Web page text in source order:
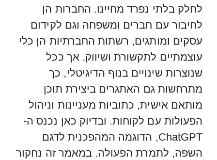
לחלק בלתי נפרד מחיינו. החברות הן
לחיבור עם חברים ומשפחה וגם לקידום
עסקים ומותגים, רשתות החברתיות הן כלי
עוצמתיים לתקשורת ושיווק. אך ככל
שנוצרות שינויים בנוף הדיגיטלי, כך
מתרחשות גם האתגרים ביצירת תוכן
מותאם אישית, כתוביות מעניינות וניהול
הפעולות עם לקוחות. ובדיוק כאן נכנס ה-
ChatGPT, הדוגמה המהפכנית לדגם
השפה, לתמרת הפעולה. במאמר זה נחקור